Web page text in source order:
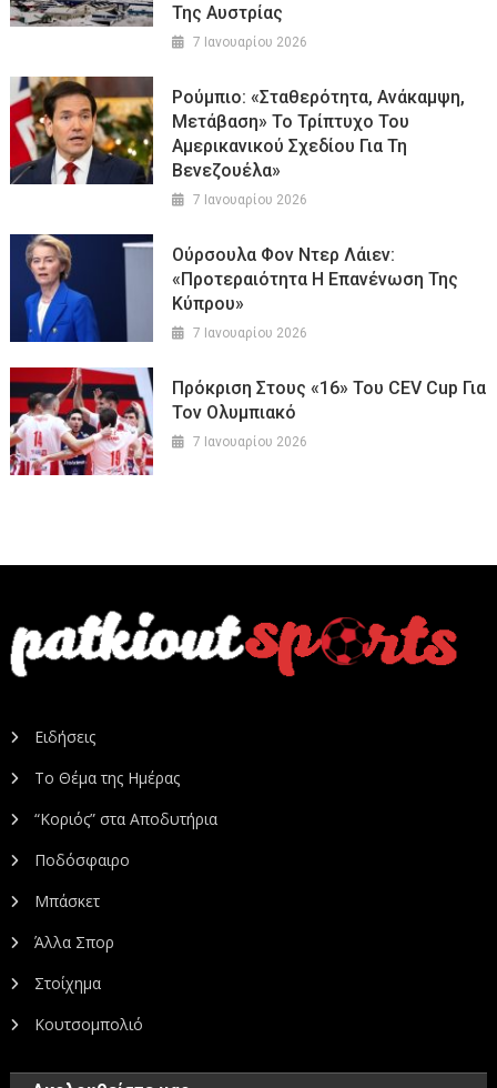
Της Αυστρίας
7 Ιανουαρίου 2026
Ρούμπιο: «Σταθερότητα, Ανάκαμψη,
Μετάβαση» Το Τρίπτυχο Του
Αμερικανικού Σχεδίου Για Τη
Βενεζουέλα»
7 Ιανουαρίου 2026
Ούρσουλα Φον Ντερ Λάιεν:
«Προτεραιότητα Η Επανένωση Της
Κύπρου»
7 Ιανουαρίου 2026
Πρόκριση Στους «16» Του CEV Cup Για
Τον Ολυμπιακό
7 Ιανουαρίου 2026
Ειδήσεις
Το Θέμα της Ημέρας
“Κοριός” στα Αποδυτήρια
Ποδόσφαιρο
Μπάσκετ
Άλλα Σπορ
Στοίχημα
Κουτσομπολιό